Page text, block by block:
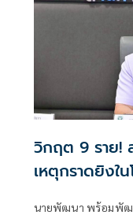
วิกฤต 9 ราย!
เหตุกราดยิงใน
นายพัฒนา พร้อมพัฒ